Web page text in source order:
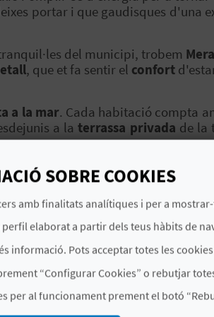
portar i que gaudisques d'una
del municipi, trobem
, que et fa sentir el confort
a la mar. Cada habitació compta
a laterrassa privada de la
espai gastronòmic molt especial.
les ones de la mar i
una
fes-te un homenatge i sorprén la
SOBRE COOKIES
amb finalitats analítiques i per a
elaborat a partir dels teus hàbits de
informació. Pots acceptar totes les
“Configurar Cookies” o rebutjar
per al funcionament prement el botó